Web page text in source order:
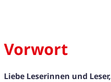
Vorwort
Liebe Leserinnen und Leser,